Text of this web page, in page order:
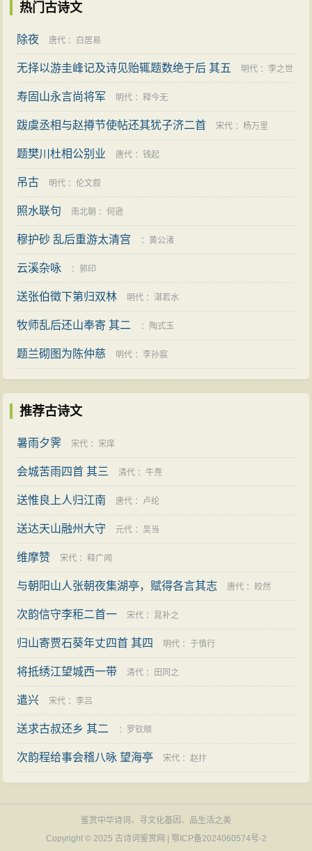
热门古诗文
除夜 唐代 ： 白居易
无择以游圭峰记及诗见贻辄题数绝于后 其五 明代 ：李之世
寿固山永言尚将军 明代 ：释今无
跋虞丞相与赵撙节使帖还其犹子济二首 宋代 ：杨万里
题樊川杜相公别业 唐代 ：钱起
吊古 明代 ：伦文叙
照水联句 南北朝 ：何逊
穆护砂 乱后重游太清宫 ：黄公渚
云溪杂咏 ：郭印
送张伯徵下第归双林 明代 ： 湛若水
牧师乱后还山奉寄 其二 ： 陶式玉
题兰砌图为陈仲慈 明代 ：李孙宸
推荐古诗文
暑雨夕霁 宋代 ：宋庠
会城苦雨四首 其三 清代 ：牛焘
送惟良上人归江南 唐代 ： 卢纶
送达天山融州大守 元代 ：吴当
维摩赞 宋代 ：释广闻
与朝阳山人张朝夜集湖亭，赋得各言其志 唐代 ： 皎然
次韵信守李秬二首一 宋代 ： 晁补之
归山寄贾石葵年丈四首 其四 明代 ：于慎行
将抵绣江望城西一带 清代 ： 田同之
遣兴 宋代 ：李吕
送求古叔还乡 其二 ： 罗钦顺
次韵程给事会稽八咏 望海亭 宋代 ：赵抃
鉴赏中华诗词、寻文化基因、品生活之美
Copyright © 2025 古诗词鉴赏网 鄂ICP备2024060574号-2